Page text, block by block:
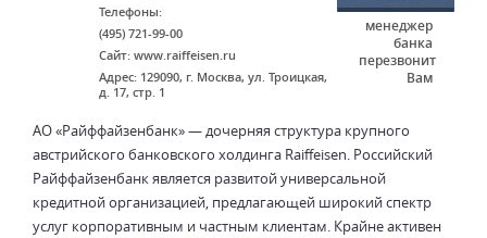
Телефоны:
(495) 721-99-00
Сайт: www.raiffeisen.ru
Адрес: 129090, г. Москва, ул. Троицкая,
д. 17, стр. 1
менеджер
банка
перезвонит
Вам
АО «Райффайзенбанк» — дочерняя структура крупного
австрийского банковского холдинга Raiffeisen. Российский
Райффайзенбанк является развитой универсальной
кредитной организацией, предлагающей широкий спектр
услуг корпоративным и частным клиентам. Крайне активен